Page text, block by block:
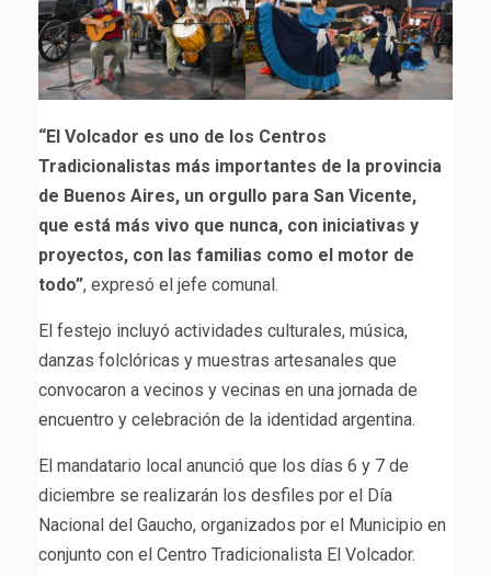
“El Volcador es uno de los Centros
Tradicionalistas más importantes de la provincia
de Buenos Aires, un orgullo para San Vicente,
que está más vivo que nunca, con iniciativas y
proyectos, con las familias como el motor de
todo”, expresó el jefe comunal.
El festejo incluyó actividades culturales, música,
danzas folclóricas y muestras artesanales que
convocaron a vecinos y vecinas en una jornada de
encuentro y celebración de la identidad argentina.
El mandatario local anunció que los días 6 y 7 de
diciembre se realizarán los desfiles por el Día
Nacional del Gaucho, organizados por el Municipio en
conjunto con el Centro Tradicionalista El Volcador.